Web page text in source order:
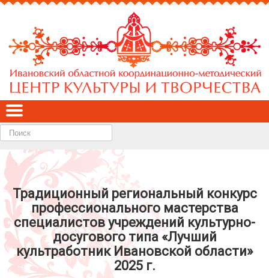
Найти
Традиционный региональный конкурс
профессионального мастерства
специалистов учреждений культурно-
досугового типа «Лучший
культработник Ивановской области»
2025 г.